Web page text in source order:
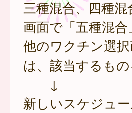
三種混合、四種
画面で「五種混
他のワクチン選
は、該当するも
↓
新しいスケジュ